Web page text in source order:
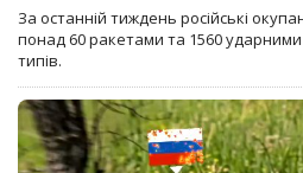
За останній тиждень російські
понад 60 ракетами та 1560
типів.